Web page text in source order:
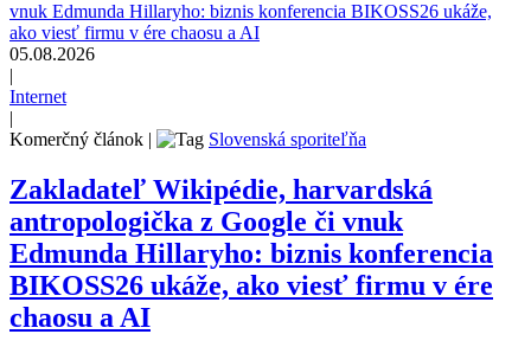
05.08.2026
Internet
Komerčný článok
Slovenská sporiteľňa
Zakladateľ Wikipédie, harvardská
antropologička z Google či vnuk
Edmunda Hillaryho: biznis konferencia
BIKOSS26 ukáže, ako viesť firmu v ére
chaosu a AI